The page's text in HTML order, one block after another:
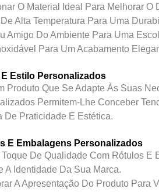
O Material Ideal Para Melhorar O
Alta Temperatura Para Uma
Amigo Do Ambiente Para Uma
Para Um Acabamento
E Estilo Personalizados
Produto Que Se Adapte Às Suas
Permitem-Lhe Conceber
De Praticidade E Estética.
E Embalagens Personalizados
Toque De Qualidade Com Rótulos E
A Identidade Da Sua Marca.
A Apresentação Do Produto Para